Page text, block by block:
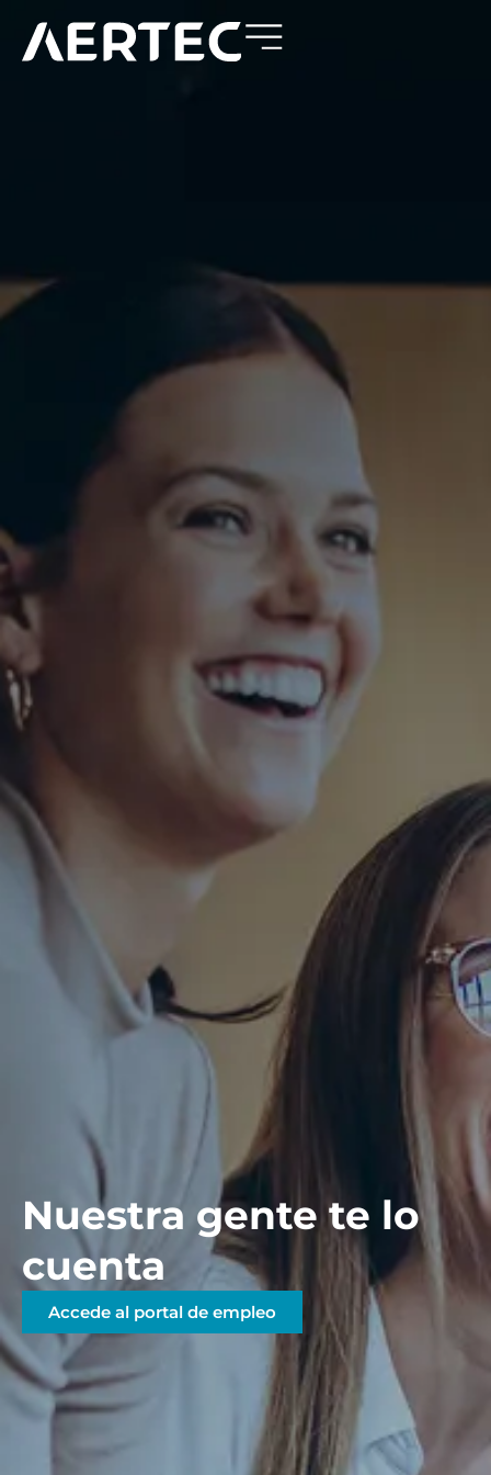
Nuestra gente te lo
cuenta
Accede al portal de empleo